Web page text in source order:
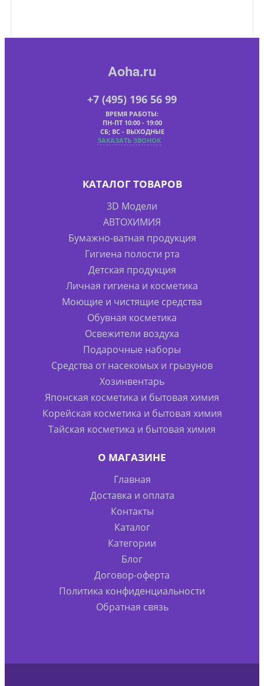
Aoha.ru
+7 (495) 196 56 99
ВРЕМЯ РАБОТЫ:
ПН-ПТ 10:00 - 19:00
СБ; ВС - ВЫХОДНЫЕ
ЗАКАЗАТЬ ЗВОНОК
КАТАЛОГ ТОВАРОВ
3D Модели
АВТОХИМИЯ
Бумажно-ватная продукция
Гигиена полости рта
Детская продукция
Личная гигиена и косметика
Моющие и чистящие средства
Обувная косметика
Освежители воздуха
Подарочные наборы
Средства от насекомых и грызунов
Хозинвентарь
Японская косметика и бытовая химия
Корейская косметика и бытовая химия
Тайская косметика и бытовая химия
О МАГАЗИНЕ
Главная
Доставка и оплата
Контакты
Каталог
Категории
Блог
Договор-оферта
Политика конфиденциальности
Обратная связь